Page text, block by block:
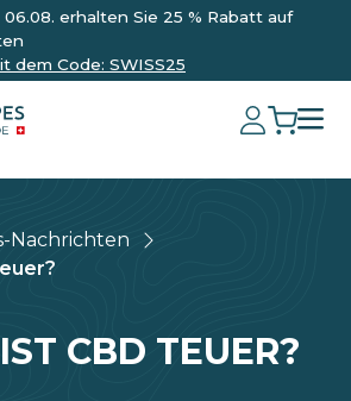
06.08. erhalten Sie 25 % Rabatt auf
dem Code: SWISS25
Nachrichten
CBD TEUER?